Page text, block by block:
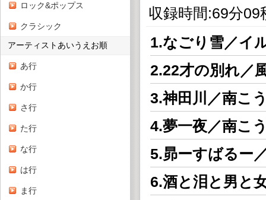
ロック&ポップス
クラシック
アーティストあいうえお順
あ行
か行
さ行
た行
な行
は行
ま行
収録時間:69分09
1.なごり雪／イ
2.22才の別れ／
3.神田川／南こ
4.夢一夜／南こ
5.昴ーすばるー
6.酒と泪と男と